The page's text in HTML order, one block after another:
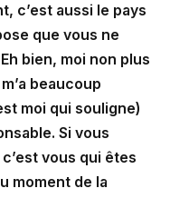
c’est aussi le pays
que vous ne
bien, moi non plus
beaucoup
moi qui souligne)
Si vous
vous qui êtes
moment de la